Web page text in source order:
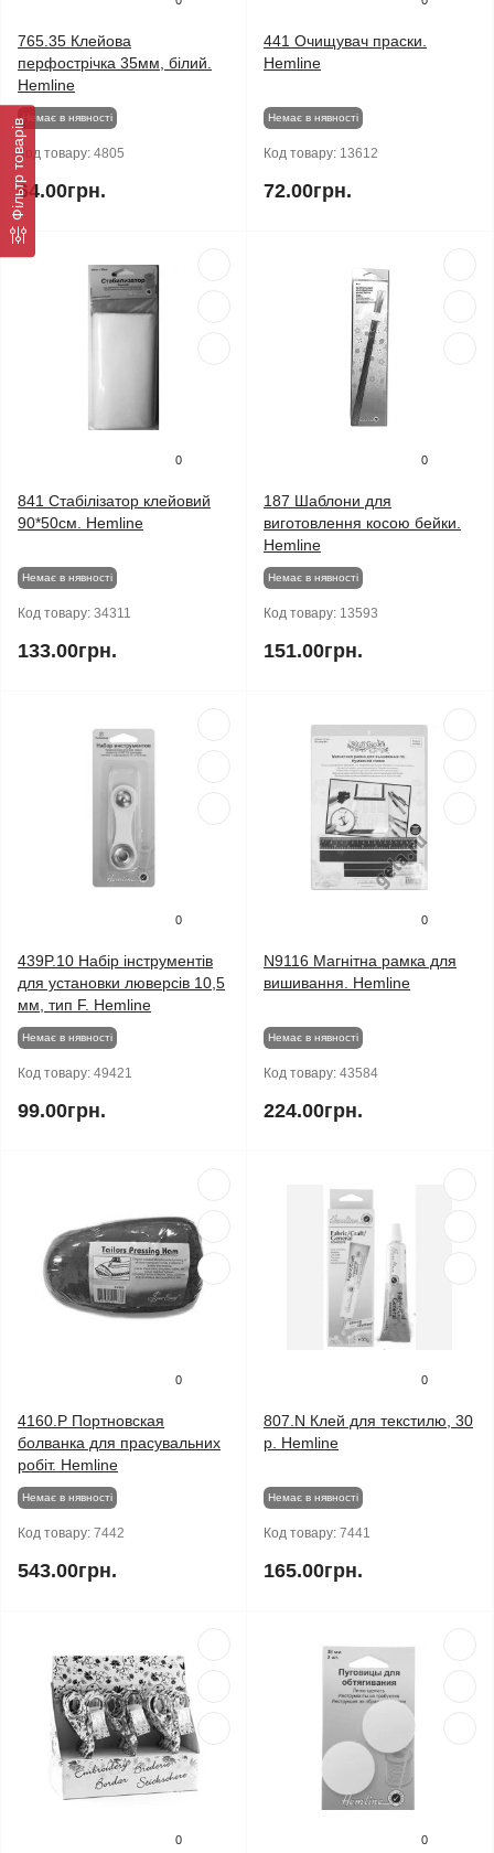
Фільтр товарів
765.35 Клейова
перфострічка 35мм, білий.
Hemline
Немає в нявності
Код товару: 4805
64.00грн.
441 Очищувач праски.
Hemline
Немає в нявності
Код товару: 13612
72.00грн.
0
841 Стабілізатор клейовий
90*50см. Hemline
Немає в нявності
Код товару: 34311
133.00грн.
0
187 Шаблони для
виготовлення косою бейки.
Hemline
Немає в нявності
Код товару: 13593
151.00грн.
0
439P.10 Набір інструментів
для установки люверсів 10,5
мм, тип F. Hemline
Немає в нявності
Код товару: 49421
99.00грн.
0
N9116 Магнітна рамка для
вишивання. Hemline
Немає в нявності
Код товару: 43584
224.00грн.
0
4160.P Портновская
болванка для прасувальних
робіт. Hemline
Немає в нявності
Код товару: 7442
543.00грн.
0
807.N Клей для текстилю, 30
р. Hemline
Немає в нявності
Код товару: 7441
165.00грн.
0 0